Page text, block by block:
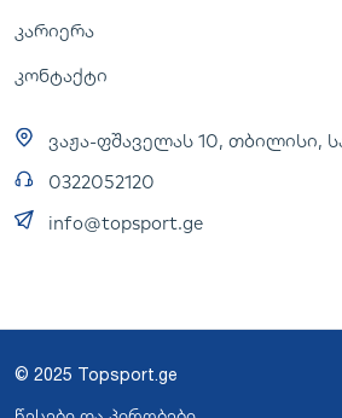
კარიერა
კონტაქტი
ვაჟა-ფშაველას 10, თბილისი,
0322052120
info@topsport.ge
© 2025 Topsport.ge